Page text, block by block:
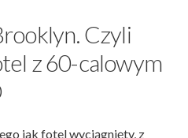
Czyli
z 60-calowym
jak fotel wyciągnięty, z